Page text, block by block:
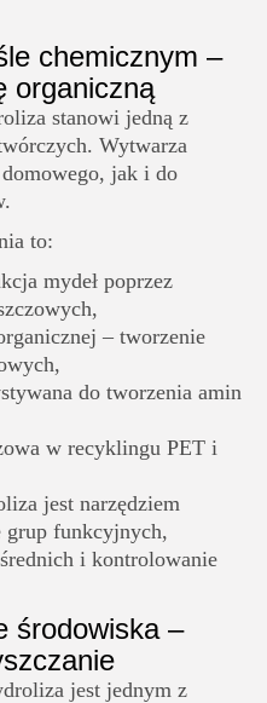
chemicznym –
organiczną
stanowi jedną z
Wytwarza
jak i do
to:
mydeł poprzez
– tworzenie
do tworzenia amin
w recyklingu PET i
jest narzędziem
grup funkcyjnych,
i kontrolowanie
środowiska –
jest jednym z